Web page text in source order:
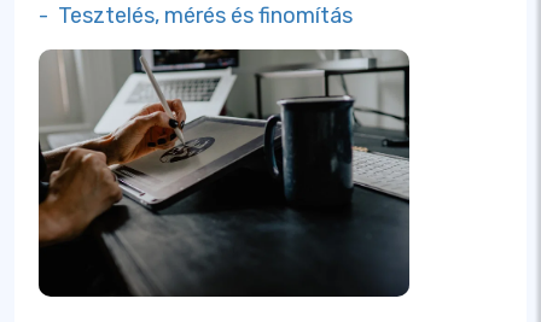
- Tesztelés, mérés és finomítás